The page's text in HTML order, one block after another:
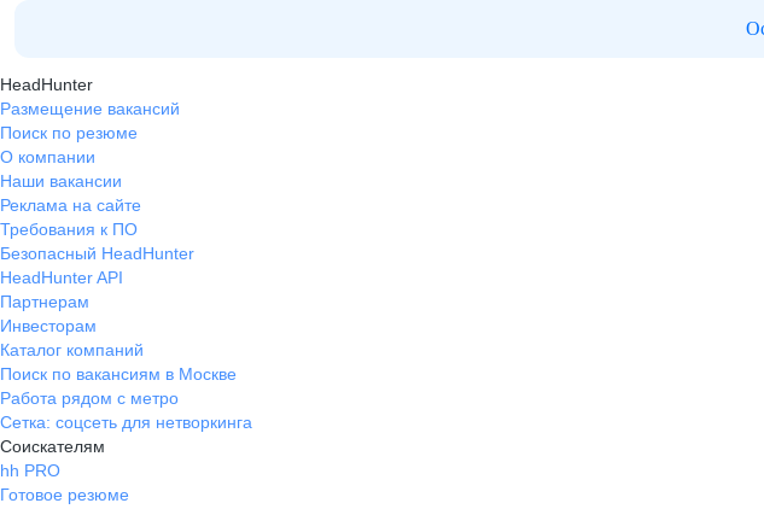
HeadHunter
Размещение вакансий
Поиск по резюме
О компании
Наши вакансии
Реклама на сайте
Требования к ПО
Безопасный HeadHunter
HeadHunter API
Партнерам
Инвесторам
Каталог компаний
Поиск по вакансиям в Москве
Работа рядом с метро
Сетка: соцсеть для нетворкинга
Соискателям
hh PRO
Готовое резюме